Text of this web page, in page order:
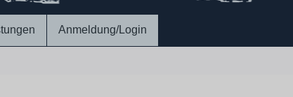
Anmeldung/Login